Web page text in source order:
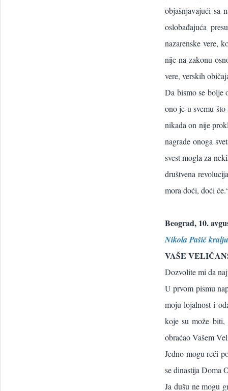
objašnjavajući sa
oslobađajuća
nazarenske vere,
nije na zakonu
vere, verskih
Da bismo se bolje
ono je u svemu
nikada on nije
nagrade onoga
svest mogla za
društvena
mora doći, doći
Beograd, 10.
Nikola Pašić
VAŠE
Dozvolite mi da
U prvom pismu
moju lojalnost i
koje su može biti,
obraćao Vašem
Jedno mogu reći
se dinastija Doma
Ja dušu ne mogu